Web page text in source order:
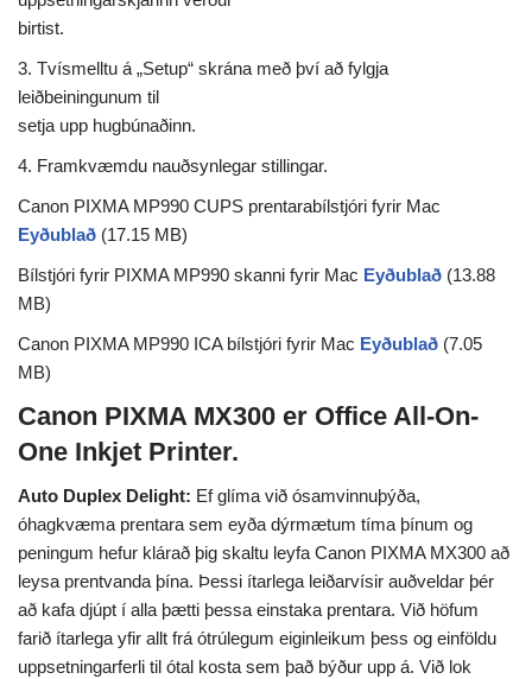
birtist.
3. Tvísmelltu á „Setup“ skrána með því að fylgja
leiðbeiningunum til
setja upp hugbúnaðinn.
4. Framkvæmdu nauðsynlegar stillingar.
Canon PIXMA MP990 CUPS prentarabílstjóri fyrir Mac
Eyðublað (17.15 MB)
Bílstjóri fyrir PIXMA MP990 skanni fyrir Mac Eyðublað (13.88
MB)
Canon PIXMA MP990 ICA bílstjóri fyrir Mac Eyðublað (7.05
MB)
Canon PIXMA MX300 er Office All-On-
One Inkjet Printer.
Auto Duplex Delight: Ef glíma við ósamvinnuþýða,
óhagkvæma prentara sem eyða dýrmætum tíma þínum og
peningum hefur klárað þig skaltu leyfa Canon PIXMA MX300 að
leysa prentvanda þína. Þessi ítarlega leiðarvísir auðveldar þér
að kafa djúpt í alla þætti þessa einstaka prentara. Við höfum
farið ítarlega yfir allt frá ótrúlegum eiginleikum þess og einföldu
uppsetningarferli til ótal kosta sem það býður upp á. Við lok